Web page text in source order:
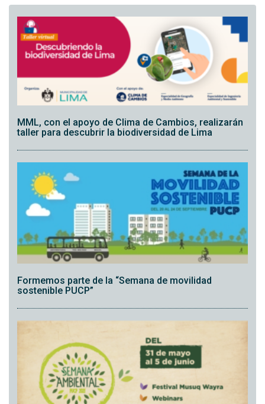
MML, con el apoyo de Clima de Cambios, realizarán
taller para descubrir la biodiversidad de Lima
Formemos parte de la “Semana de movilidad
sostenible PUCP”